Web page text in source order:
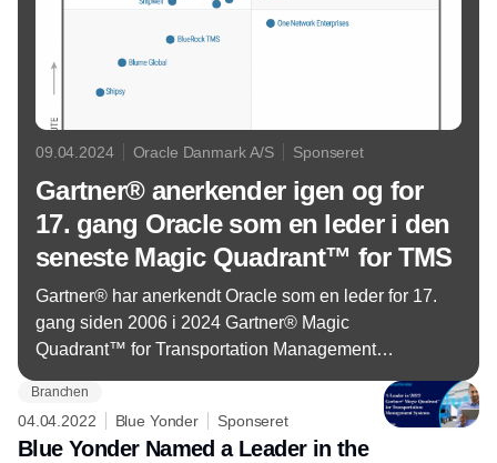
09.04.2024 Oracle Danmark A/S Sponseret
Gartner® anerkender igen og for
17. gang Oracle som en leder i den
seneste Magic Quadrant™ for TMS
Gartner® har anerkendt Oracle som en leder for 17.
gang siden 2006 i 2024 Gartner® Magic
Quadrant™ for Transportation Management
Oracle blevet placeret højest for evnen til at
eksekvere.
Branchen
04.04.2022 Blue Yonder Sponseret
Blue Yonder Named a Leader in the